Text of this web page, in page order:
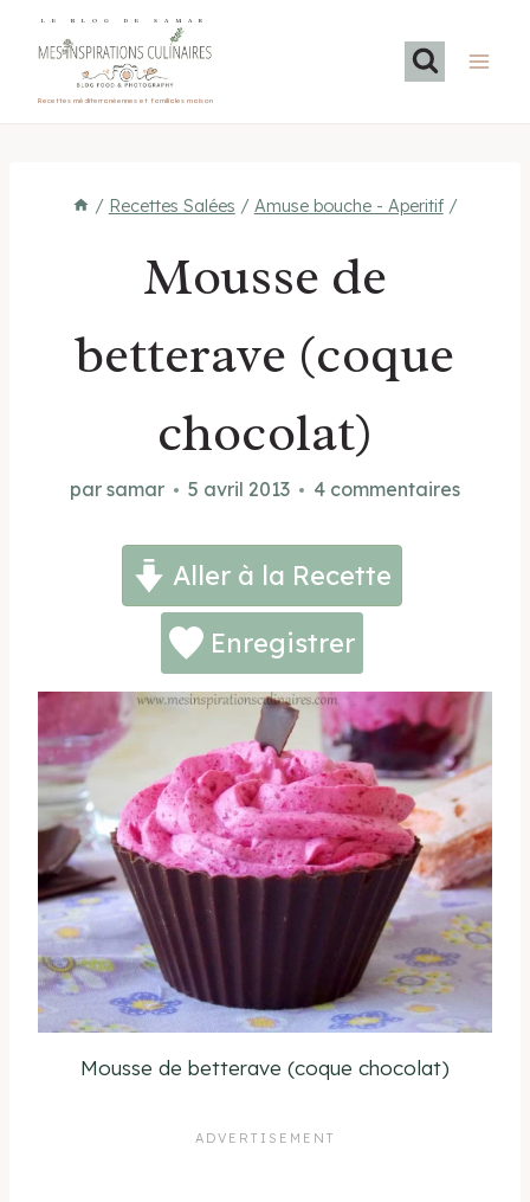
LE BLOG DE SAMAR
Recettes méditerranéennes et familiales maison
/ Recettes Salées / Amuse bouche - Aperitif /
Mousse de
betterave (coque
chocolat)
par samar 5 avril 2013 4 commentaires
Aller à la Recette
Enregistrer
Mousse de betterave (coque chocolat)